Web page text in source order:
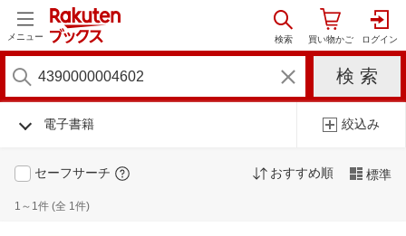
メニュー
電子書籍 絞込み
セーフサーチ おすすめ順 標準
1～1件 (全 1件)